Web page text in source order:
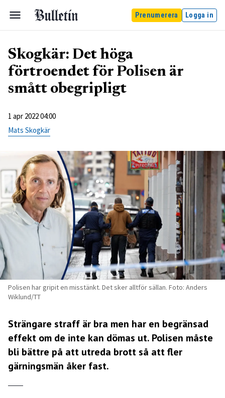
Prenumerera Logga in
Skogkär: Det höga
förtroendet för Polisen är
smått obegripligt
1 apr 2022 04:00
Mats Skogkär
Polisen har gripit en misstänkt. Det sker alltför sällan. Foto: Anders
Wiklund/TT
Strängare straff är bra men har en begränsad
effekt om de inte kan dömas ut. Polisen måste
bli bättre på att utreda brott så att fler
gärningsmän åker fast.